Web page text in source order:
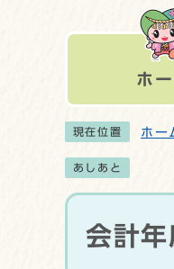
ホ
現在位置 ホー
あしあと
会計年